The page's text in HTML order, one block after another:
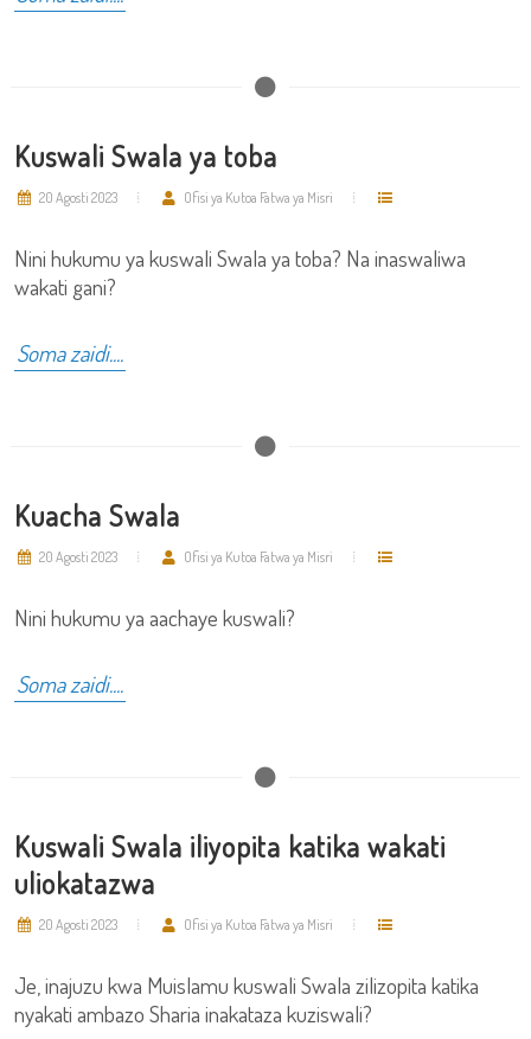
Kuswali Swala ya toba
20 Agosti 2023 Ofisi ya Kutoa Fatwa ya Misri
Nini hukumu ya kuswali Swala ya toba? Na inaswaliwa
wakati gani?
Soma zaidi....
Kuacha Swala
20 Agosti 2023 Ofisi ya Kutoa Fatwa ya Misri
Nini hukumu ya aachaye kuswali?
Soma zaidi....
Kuswali Swala iliyopita katika wakati
uliokatazwa
20 Agosti 2023 Ofisi ya Kutoa Fatwa ya Misri
Je, inajuzu kwa Muislamu kuswali Swala zilizopita katika
nyakati ambazo Sharia inakataza kuziswali?